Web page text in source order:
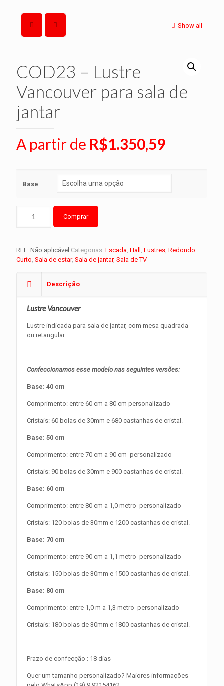
Show all
COD23 – Lustre
Vancouver para sala de
jantar
A partir de R$1.350,59
Base
Comprar
REF: Não aplicável Categorias: Escada, Hall , Lustres, Redondo
Curto, Sala de estar, Sala de jantar, Sala de TV
Descrição
Lustre Vancouver
Lustre indicada para sala de jantar, com mesa quadrada
ou retangular.
Confeccionamos esse modelo nas seguintes versões:
Base: 40 cm
Comprimento: entre 60 cm a 80 cm personalizado
Cristais: 60 bolas de 30mm e 680 castanhas de cristal.
Base: 50 cm
Comprimento: entre 70 cm a 90 cm personalizado
Cristais: 90 bolas de 30mm e 900 castanhas de cristal.
Base: 60 cm
Comprimento: entre 80 cm a 1,0 metro personalizado
Cristais: 120 bolas de 30mm e 1200 castanhas de cristal.
Base: 70 cm
Comprimento: entre 90 cm a 1,1 metro personalizado
Cristais: 150 bolas de 30mm e 1500 castanhas de cristal.
Base: 80 cm
Comprimento: entre 1,0 m a 1,3 metro personalizado
Cristais: 180 bolas de 30mm e 1800 castanhas de cristal.
Prazo de confecção : 18 dias
Quer um tamanho personalizado? Maiores informações